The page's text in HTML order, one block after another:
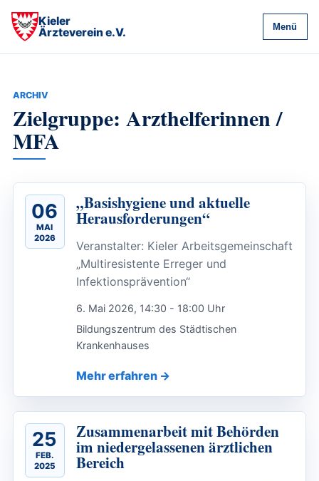
Kieler
Ärzteverein e.V.
Menü
ARCHIV
Zielgruppe: Arzthelferinnen /
MFA
06
MAI
2026
„Basishygiene und aktuelle
Herausforderungen“
Veranstalter: Kieler Arbeitsgemeinschaft
„Multiresistente Erreger und
Infektionsprävention“
6. Mai 2026, 14:30 - 18:00 Uhr
Bildungszentrum des Städtischen
Krankenhauses
Mehr erfahren
25
FEB.
2025
Zusammenarbeit mit Behörden
im niedergelassenen ärztlichen
Bereich